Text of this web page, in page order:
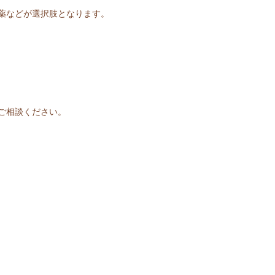
どが選択肢となります。
相談ください。